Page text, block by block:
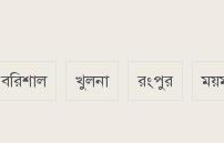
বরিশাল খুলনা রংপুর